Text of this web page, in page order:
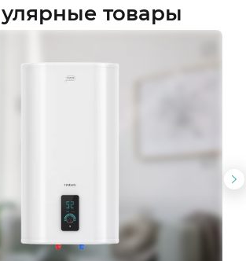
товары